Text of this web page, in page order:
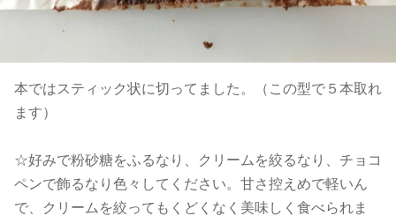
本ではスティック状に切ってました。（この型で５本取れ
ます）
☆好みで粉砂糖をふるなり、クリームを絞るなり、チョコ
ペンで飾るなり色々してください。甘さ控えめで軽いん
で、クリームを絞ってもくどくなく美味しく食べられま